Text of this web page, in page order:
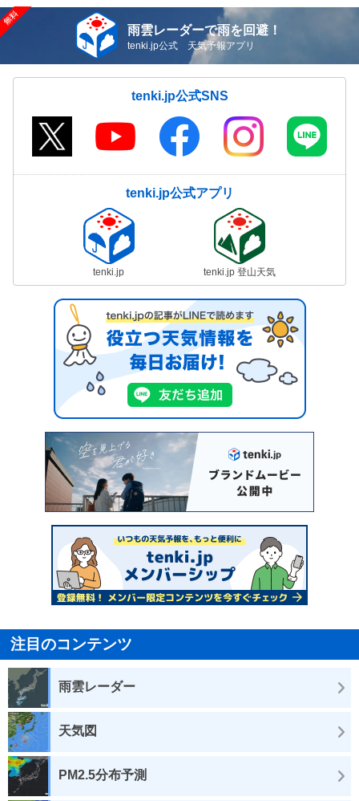
雨雲レーダーで雨を回避！
tenki.jp公式 天気予報アプリ
tenki.jp公式SNS
tenki.jp公式アプリ
tenki.jp tenki.jp 登山天気
注目のコンテンツ
雨雲レーダー
天気図
PM2.5分布予測